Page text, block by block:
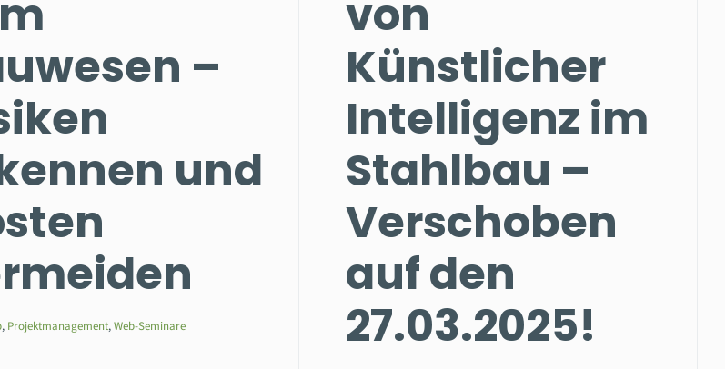
–
und
, Projektmanagement,Web-Seminare
von
Künstlicher
Intelligenz im
Stahlbau –
Verschoben
auf den
27.03.2025!